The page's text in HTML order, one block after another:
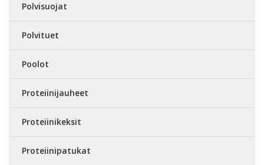
Polvisuojat
Polvituet
Poolot
Proteiinijauheet
Proteiinikeksit
Proteiinipatukat